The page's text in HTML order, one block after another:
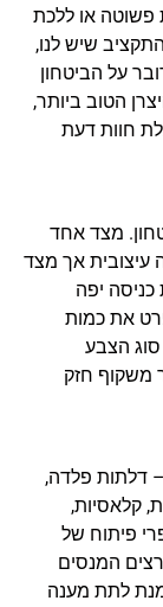
או ללכת
שיש לנו,
על הביטחון
הטוב ביותר,
חוות דעת
מצד אחד
עיצובית אך מצד
יפה
את כמות
סוג הצבע
משקוף חזק
– דלתות פלדה,
קלאסיות,
פיתוח של
המנסים
לתת מענה